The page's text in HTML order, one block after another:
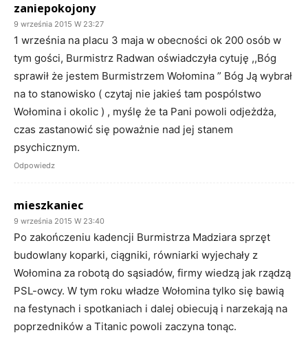
zaniepokojony
9 września 2015 W 23:27
1 września na placu 3 maja w obecności ok 200 osób w
tym gości, Burmistrz Radwan oświadczyła cytuję ,,Bóg
sprawił że jestem Burmistrzem Wołomina ” Bóg Ją wybrał
na to stanowisko ( czytaj nie jakieś tam pospólstwo
Wołomina i okolic ) , myślę że ta Pani powoli odjeżdża,
czas zastanowić się poważnie nad jej stanem
psychicznym.
Odpowiedz
mieszkaniec
9 września 2015 W 23:40
Po zakończeniu kadencji Burmistrza Madziara sprzęt
budowlany koparki, ciągniki, równiarki wyjechały z
Wołomina za robotą do sąsiadów, firmy wiedzą jak rządzą
PSL-owcy. W tym roku władze Wołomina tylko się bawią
na festynach i spotkaniach i dalej obiecują i narzekają na
poprzedników a Titanic powoli zaczyna tonąc.